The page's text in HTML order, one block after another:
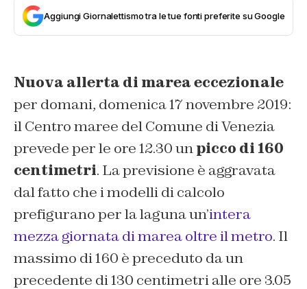
Aggiungi Giornalettismo tra le tue fonti preferite su Google
Nuova allerta di marea eccezionale
per domani, domenica 17 novembre 2019:
il Centro maree del Comune di Venezia
prevede per le ore 12.30 unpicco di 160
centimetri. La previsione è aggravata
dal fatto che i modelli di calcolo
prefigurano per la laguna un’intera
mezza giornata di marea oltre il metro. Il
massimo di 160 è preceduto da un
precedente di 130 centimetri alle ore 3.05